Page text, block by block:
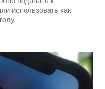
использовать как